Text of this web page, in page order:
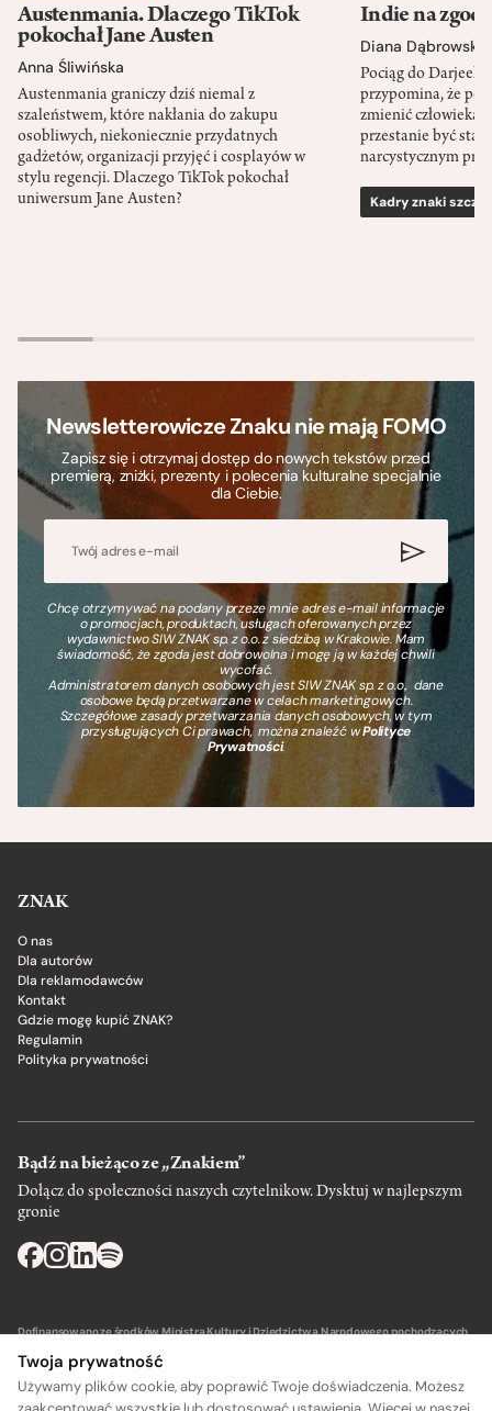
Austenmania. Dlaczego TikTok
pokochał Jane Austen
Anna Śliwińska
Austenmania graniczy dziś niemal z
szaleństwem, które nakłania do zakupu
osobliwych, niekoniecznie przydatnych
gadżetów, organizacji przyjęć i cosplayów w
stylu regencji. Dlaczego TikTok pokochał
uniwersum Jane Austen?
Indie na
Diana Dąbrowska
Pociąg do
przypomina, że
zmienić człowieka
przestanie być
narcystycznym
Kadry znaki
Newsletterowicze Znaku nie mają FOMO
Zapisz się i otrzymaj dostęp do nowych tekstów przed
premierą, zniżki, prezenty i polecenia kulturalne specjalnie
dla Ciebie.
Chcę otrzymywać na podany przeze mnie adres e-mail informacje
o promocjach, produktach, usługach oferowanych przez
wydawnictwo SIW ZNAK sp. z o.o. z siedzibą w Krakowie. Mam
świadomość, że zgoda jest dobrowolna i mogę ją w każdej chwili
wycofać.
Administratorem danych osobowych jest SIW ZNAK sp. z o.o., dane
osobowe będą przetwarzane w celach marketingowych.
Szczegółowe zasady przetwarzania danych osobowych, w tym
przysługujących Ci prawach, można znaleźć wPolityce
Prywatności.
ZNAK
O nas
Dla autorów
Dla reklamodawców
Kontakt
Gdzie mogę kupić ZNAK?
Regulamin
Polityka prywatności
Bądź na bieżąco ze „Znakiem”
Dołącz do społeczności naszych czytelnikow. Dysktuj w najlepszym
gronie
Dofinansowano ze środków Ministra Kultury i Dziedzictwa Narodowego pochodzących
Twoja prywatność
Używamy plików cookie, aby poprawić Twoje doświadczenia. Możesz